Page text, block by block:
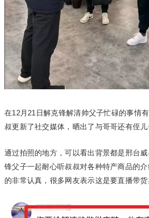
在12月21日解克锋解清帅父子忙碌的事情
叔更新了社交媒体，晒出了与哥哥还有侄儿
通过拍照的地方，可以看出背景都是邢台
锋父子一起耐心听叔叔对各种特产商品的
的非常认真，很多网友表示这是要直播带